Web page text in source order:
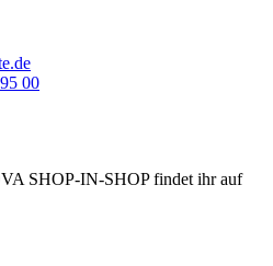
00
SHOP-IN-SHOP findet ihr auf